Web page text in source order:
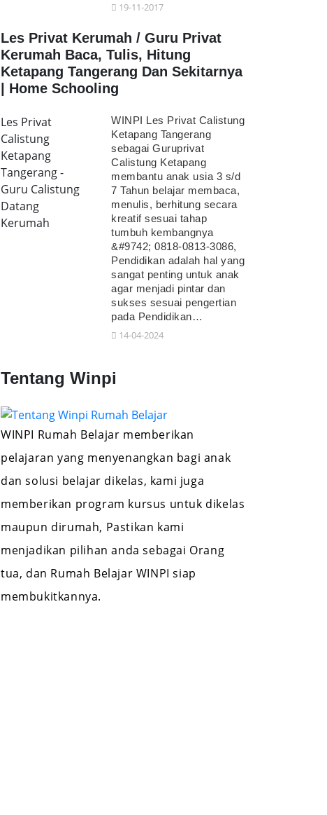
19-11-2017
Les Privat Kerumah / Guru Privat
Kerumah Baca, Tulis, Hitung
Ketapang Tangerang Dan Sekitarnya
| Home Schooling
Les Privat
Calistung
Ketapang
Tangerang -
Guru Calistung
Datang
Kerumah
WINPI Les Privat Calistung
Ketapang Tangerang
sebagai Guruprivat
Calistung Ketapang
membantu anak usia 3 s/d
7 Tahun belajar membaca,
menulis, berhitung secara
kreatif sesuai tahap
tumbuh kembangnya
&#9742; 0818-0813-3086,
Pendidikan adalah hal yang
sangat penting untuk anak
agar menjadi pintar dan
sukses sesuai pengertian
pada Pendidikan…
14-04-2024
Tentang Winpi
WINPI Rumah Belajar memberikan
pelajaran yang menyenangkan bagi anak
dan solusi belajar dikelas, kami juga
memberikan program kursus untuk dikelas
maupun dirumah, Pastikan kami
menjadikan pilihan anda sebagai Orang
tua, dan Rumah Belajar WINPI siap
membukitkannya.